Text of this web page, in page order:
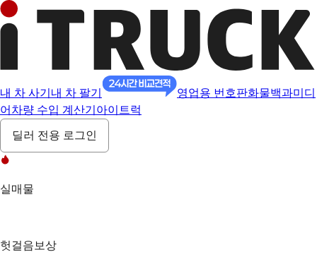
내 차 사기 내 차 팔기 영업용 번호판화물백과미디
어 차량 수입 계산기 아이트럭
딜러 전용 로그인
실매물
헛걸음보상